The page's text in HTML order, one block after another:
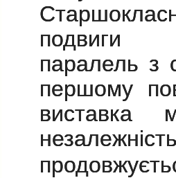
подвиги
паралель з
першому
виставка